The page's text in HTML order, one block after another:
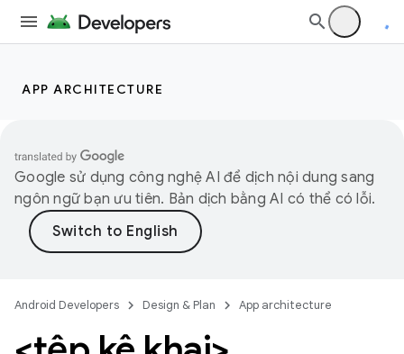
APP ARCHITECTURE
Google sử dụng công nghệ AI để dịch nội dung sang
ngôn ngữ bạn ưu tiên. Bản dịch bằng AI có thể có lỗi.
Android Developers Design & Plan App architecture